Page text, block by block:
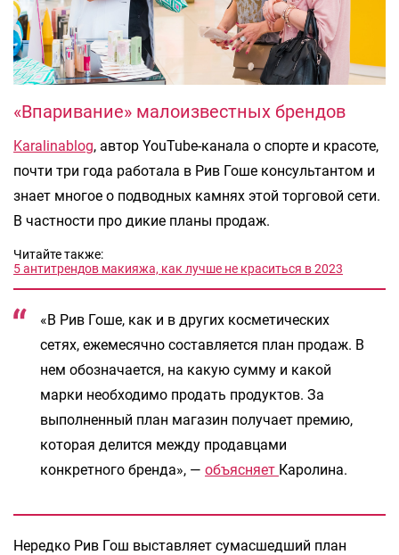
«Впаривание» малоизвестных брендов
Karalinablog, автор YouTube-канала о спорте и красоте,
почти три года работала в Рив Гоше консультантом и
знает многое о подводных камнях этой торговой сети.
В частности про дикие планы продаж.
Читайте также:
5 антитрендов макияжа, как лучше не краситься в 2023
«В Рив Гоше, как и в других косметических
сетях, ежемесячно составляется план продаж. В
нем обозначается, на какую сумму и какой
марки необходимо продать продуктов. За
выполненный план магазин получает премию,
которая делится между продавцами
конкретного бренда», — объясняет Каролина.
Нередко Рив Гош выставляет сумасшедший план